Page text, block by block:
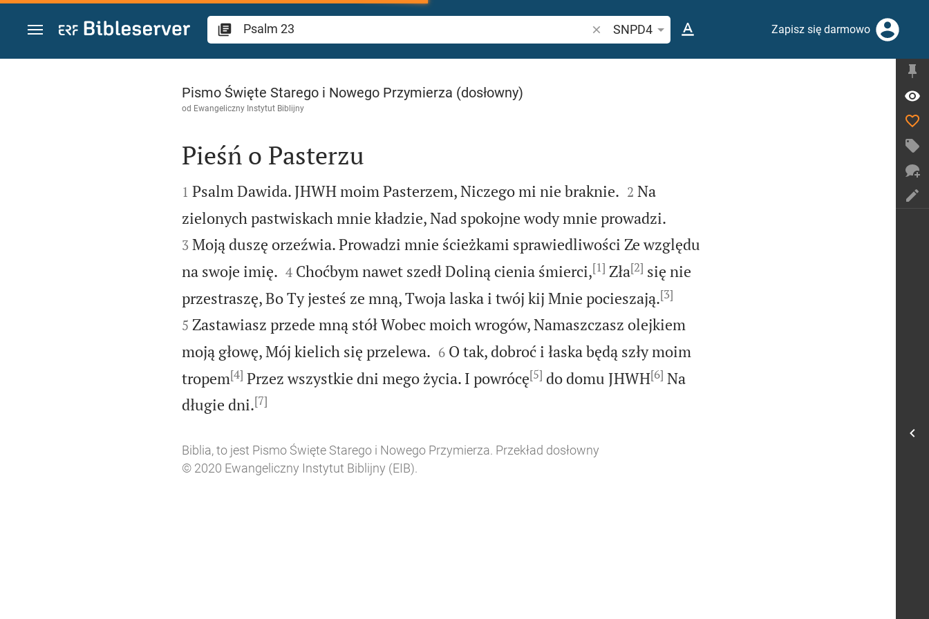
Przejdź do treści
Szukaj wersetu lub słowa biblijnego
SNPD4 Zapisz się darmowo
Psalm 23
Pismo Święte Starego i Nowego Przymierza (dosłowny)
od Ewangeliczny Instytut Biblijny

Pieśń o Pasterzu

1 Psalm Dawida. JHWH moim Pasterzem, Niczego mi nie braknie.
2 Na
zielonych pastwiskach mnie kładzie, Nad spokojne wody mnie prowadzi.
3 Moją duszę orzeźwia. Prowadzi mnie ścieżkami sprawiedliwości Ze względu
na swoje imię.
4 Choćbym nawet szedł Doliną cienia śmierci,[1] Zła[2] się nie
przestraszę, Bo Ty jesteś ze mną, Twoja laska i twój kij Mnie pocieszają.[3]
5 Zastawiasz przede mną stół Wobec moich wrogów, Namaszczasz olejkiem
moją głowę, Mój kielich się przelewa.
6 O tak, dobroć i łaska będą szły moim
tropem[4] Przez wszystkie dni mego życia. I powrócę[5] do domu JHWH[6] Na
długie dni.[7]
Biblia, to jest Pismo Święte Starego i Nowego Przymierza. Przekład dosłowny
© 2020 Ewangeliczny Instytut Biblijny (EIB).